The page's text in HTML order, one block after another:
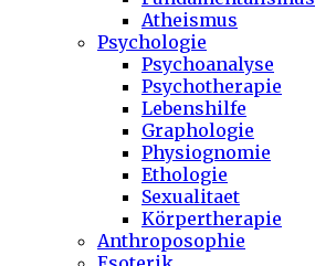
Atheismus
Psychologie
Psychoanalyse
Psychotherapie
Lebenshilfe
Graphologie
Physiognomie
Ethologie
Sexualitaet
Körpertherapie
Anthroposophie